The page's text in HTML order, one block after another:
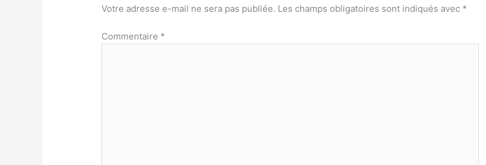
Votre adresse e-mail ne sera pas publiée. Les champs obligatoires sont indiqués avec *
Commentaire *